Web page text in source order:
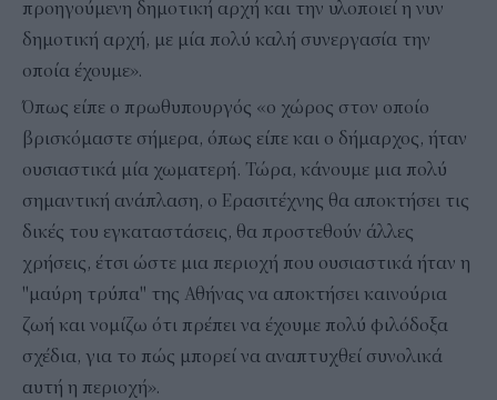
προηγούμενη δημοτική αρχή και την υλοποιεί η νυν
δημοτική αρχή, με μία πολύ καλή συνεργασία την
οποία έχουμε».
Όπως είπε ο πρωθυπουργός «ο χώρος στον οποίο
βρισκόμαστε σήμερα, όπως είπε και ο δήμαρχος, ήταν
ουσιαστικά μία χωματερή. Τώρα, κάνουμε μια πολύ
σημαντική ανάπλαση, ο Ερασιτέχνης θα αποκτήσει τις
δικές του εγκαταστάσεις, θα προστεθούν άλλες
χρήσεις, έτσι ώστε μια περιοχή που ουσιαστικά ήταν η
"μαύρη τρύπα" της Αθήνας να αποκτήσει καινούρια
ζωή και νομίζω ότι πρέπει να έχουμε πολύ φιλόδοξα
σχέδια, για το πώς μπορεί να αναπτυχθεί συνολικά
αυτή η περιοχή».